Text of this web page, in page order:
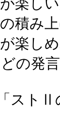
が楽し
の積み
が楽し
の発
ストⅡ